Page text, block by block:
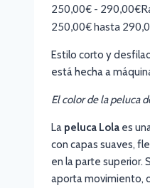
250,00€ - 290,00€
250,00€ hasta
Estilo corto y
está hecha a
El color de la peluca
La peluca Lola es
con capas suaves,
en la parte superior.
aporta movimiento,